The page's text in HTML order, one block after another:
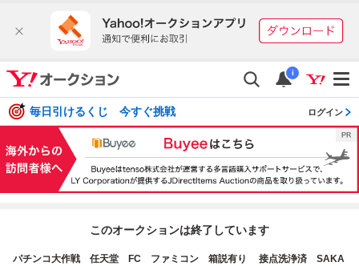
i
毎日引けるくじ 今すぐ挑戦 ログイン
このオークションは終了しています
パチンコ大作戦 任天堂 FC ファミコン 箱説有り 接点洗浄済 SAKA